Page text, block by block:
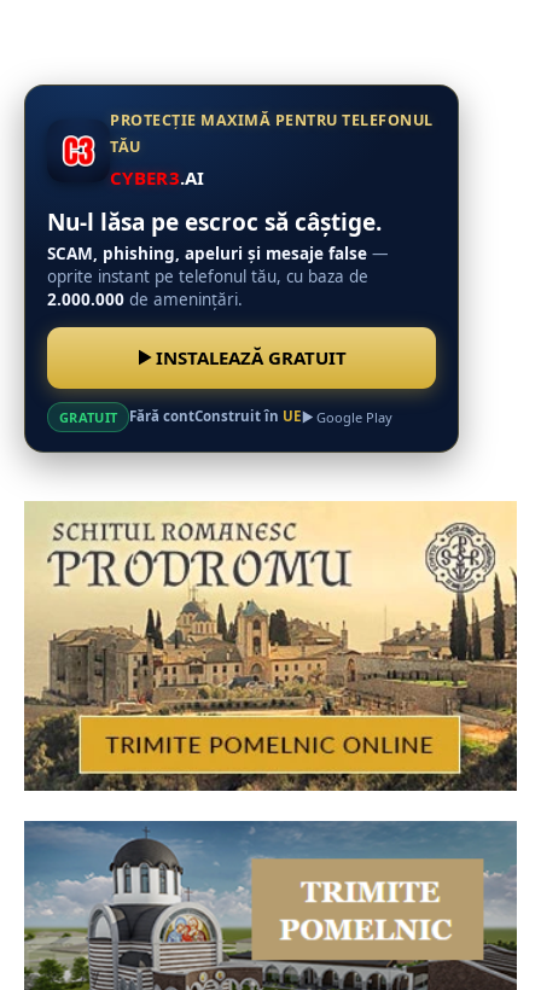
PROTECȚIE MAXIMĂ PENTRU TELEFONUL
TĂU
CYBER3.AI
Nu-l lăsa pe escroc să câștige.
SCAM, phishing, apeluri și mesaje false —
oprite instant pe telefonul tău, cu baza de
2.000.000 de amenințări.
INSTALEAZĂ GRATUIT
GRATUIT Fără contConstruit în UE Google Play